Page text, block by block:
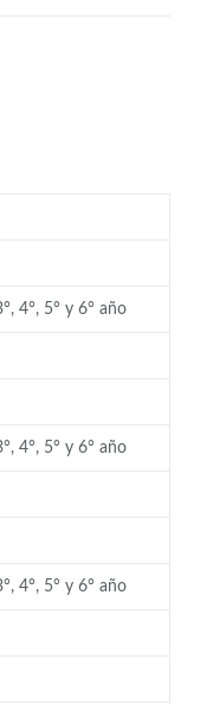
4°, 5° y 6° año
4°, 5° y 6° año
4°, 5° y 6° año